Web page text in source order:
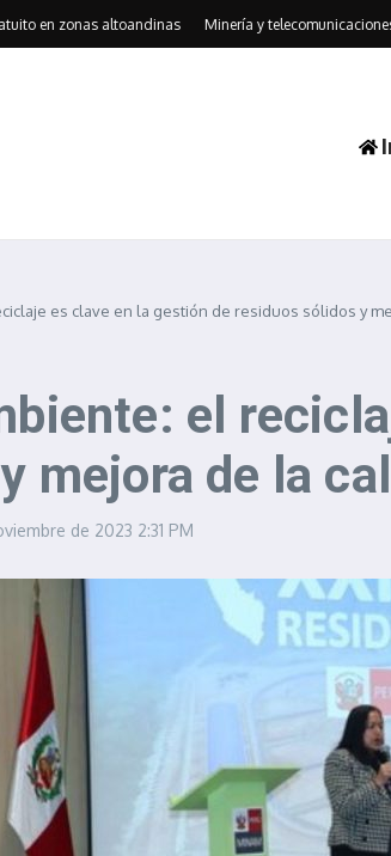
zonas altoandinas Minería y telecomunicaciones
es clave en la gestión de residuos sólidos y
el
mejora de la
de 2023 2:31 PM